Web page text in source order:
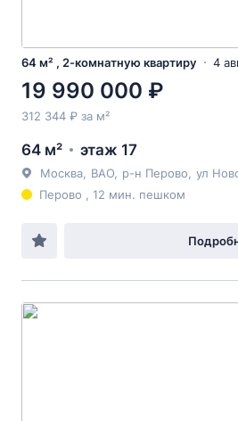
64 м² , 2-комнатную квартиру 4
19 990 000 ₽
312 344 ₽ за м²
64 м² этаж 17
Москва ВАО р-н Перово ул
Перово , 12 мин. пешком